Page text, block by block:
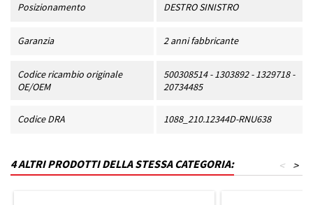
Posizionamento DESTRO SINISTRO
Garanzia 2 anni fabbricante
Codice ricambio originale
OE/OEM
500308514 - 1303892 - 1329718 -
20734485
Codice DRA 1088_210.12344D-RNU638
4 ALTRI PRODOTTI DELLA STESSA CATEGORIA: >
<